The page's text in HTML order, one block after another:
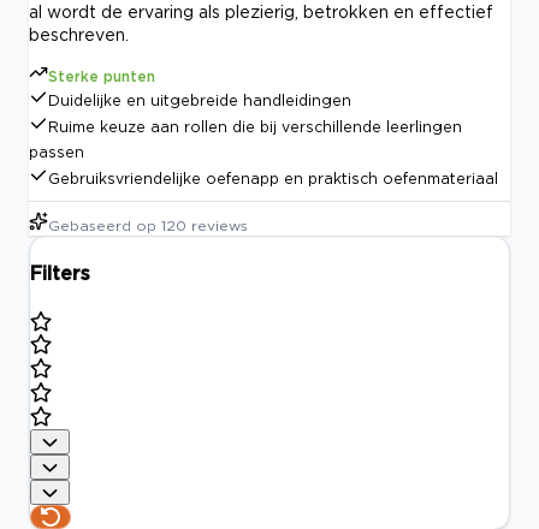
al wordt de ervaring als plezierig, betrokken en effectief
beschreven.
Sterke punten
Duidelijke en uitgebreide handleidingen
Ruime keuze aan rollen die bij verschillende leerlingen
passen
Gebruiksvriendelijke oefenapp en praktisch oefenmateriaal
Gebaseerd op 120 reviews
Filters